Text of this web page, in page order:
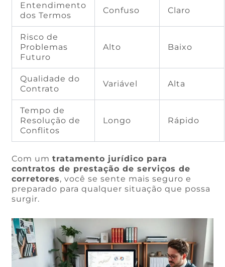
Entendimento
dos Termos
Confuso Claro
Risco de
Problemas
Futuro
Alto Baixo
Qualidade do
Contrato
Variável Alta
Tempo de
Resolução de
Conflitos
Longo Rápido
Com umtratamento jurídico para
contratos de prestação de serviços de
corretores, você se sente mais seguro e
preparado para qualquer situação que possa
surgir.